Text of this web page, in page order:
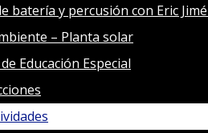
batería y percusión con Eric
– Planta solar
Educación Especial